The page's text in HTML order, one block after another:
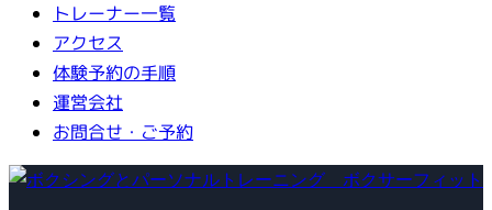
トレーナー一覧
アクセス
体験予約の手順
運営会社
お問合せ・ご予約